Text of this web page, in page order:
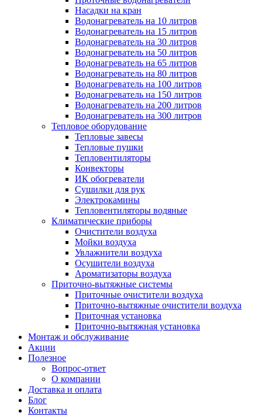
Наcадки на кран
Водонагреватель на 10 литров
Водонагреватель на 15 литров
Водонагреватель на 30 литров
Водонагреватель на 50 литров
Водонагреватель на 65 литров
Водонагреватель на 80 литров
Водонагреватель на 100 литров
Водонагреватель на 150 литров
Водонагреватель на 200 литров
Водонагреватель на 300 литров
Тепловое оборудование
Тепловые завесы
Тепловые пушки
Тепловентиляторы
Конвекторы
ИК обогреватели
Сушилки для рук
Электрокамины
Тепловентиляторы водяные
Климатические приборы
Очистители воздуха
Мойки воздуха
Увлажнители воздуха
Осушители воздуха
Ароматизаторы воздуха
Приточно-вытяжные системы
Приточные очистители воздуха
Приточно-вытяжные очистители воздуха
Приточная установка
Приточно-вытяжная установка
Монтаж и обслуживание
Акции
Полезное
Вопрос-ответ
О компании
Доставка и оплата
Блог
Контакты